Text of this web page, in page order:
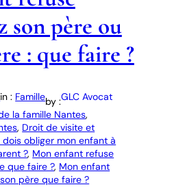
son père ou
: que faire ?
in : Familleby :GLC Avocat
la famille Nantes
, Droit de visite et
dois obliger mon enfant à
?, Mon enfant refuse
que faire ?, Mon enfant
père que faire ?